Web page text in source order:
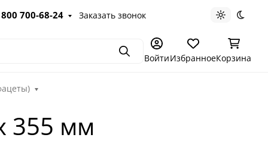
700-68-24 Заказать звонок Светлая
ПоискВойтиИзбранноеКорзина
355 мм